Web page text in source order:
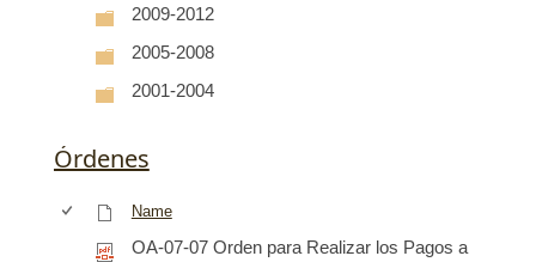
2009-2012
2005-2008
2001-2004
Órdenes
Name
OA-07-07 Orden para Realizar los Pagos a